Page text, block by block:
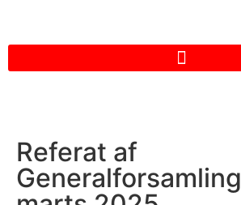
Referat af